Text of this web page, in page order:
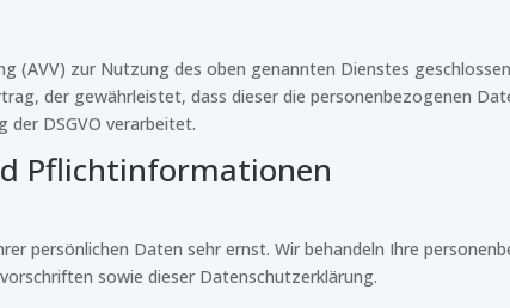
(AVV) zur Nutzung des oben genannten Dienstes
der gewährleistet, dass dieser die personenbezogenen
der DSGVO verarbeitet.
Pflicht­informationen
persönlichen Daten sehr ernst. Wir behandeln Ihre
sowie dieser Datenschutzerklärung.